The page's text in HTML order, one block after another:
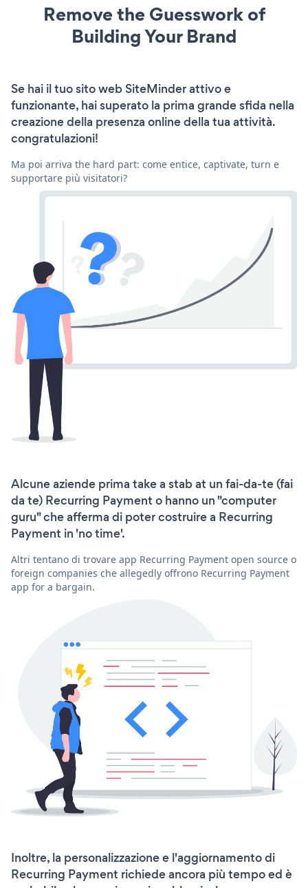
Remove the Guesswork of
Building Your Brand
Se hai il tuo sito web SiteMinder attivo e
funzionante, hai superato la prima grande sfida nella
creazione della presenza online della tua attività.
congratulazioni!
Ma poi arriva the hard part: come entice, captivate, turn e
supportare più visitatori?
Alcune aziende prima take a stab at un fai-da-te (fai
da te) Recurring Payment o hanno un "computer
guru" che afferma di poter costruire a Recurring
Payment in 'no time'.
Altri tentano di trovare app Recurring Payment open source o
foreign companies che allegedly offrono Recurring Payment
app for a bargain.
Inoltre, la personalizzazione e l'aggiornamento di
Recurring Payment richiede ancora più tempo ed è